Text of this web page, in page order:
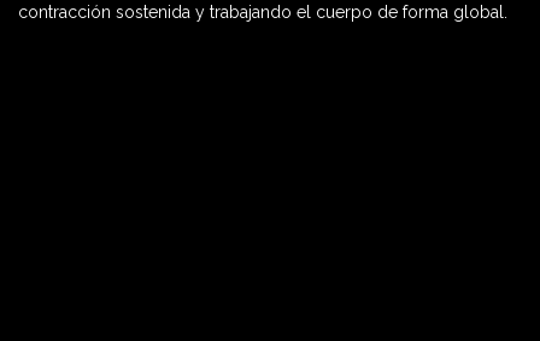
contracción sostenida y trabajando el cuerpo de forma global.